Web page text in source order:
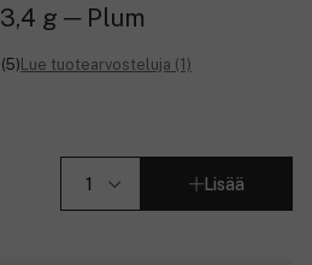
g ─ Plum
(5) Lue tuotearvosteluja (1)
Lisää